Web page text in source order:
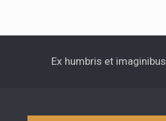
Ex humbris et imaginibus